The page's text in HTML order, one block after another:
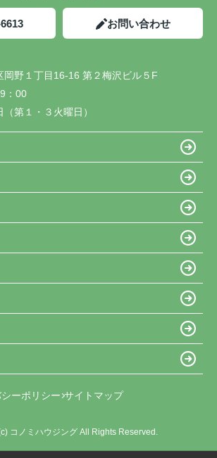
お問い合わせ
岡野１丁目16-16 第２梅沢ビル５F
：00
第１・３火曜日）
ーポリシー サイトマップ
コノミハウジング All Rights Reserved.